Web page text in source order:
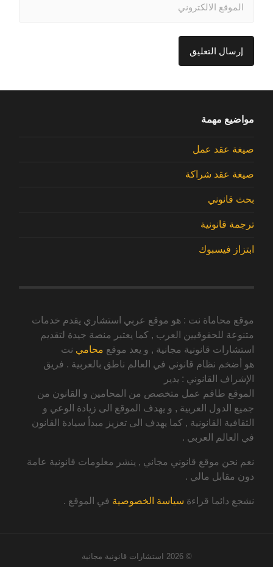
مواضيع مهمة
صيغة عقد عمل
صيغة عقد شراكة
بحث قانوني
ترجمة قانونية
ابتزاز فيسبوك
موقع محاماة نت : هو موقع عربي استشاري يقدم خدمات
متنوعة للحقوقيين العرب , كما يعتبر منصة جيدة لتقديم
استشارات قانونية مجانية , و يعد موقع محامي نت
هو أضخم نظام قانوني في العالم ناطق بالعربية . فريق
الإشراف القانوني : يدير
الموقع طاقم عمل متخصص من المحامين و القانون من
جميع الدول العربية , و يهدف الموقع الى زيادة الوعي و
الثقافية القانونية , كما يهدف الى تعزيز مبدأ سيادة القانون
في العالم العربي .
نعم نحن موقع قانوني مجاني , ينشر معلومات قانونية عامة
دون مقابل مالي .
نشجع دائما قراءة سياسة الخصوصية في الموقع .
© 2026 استشارات قانونية مجانية